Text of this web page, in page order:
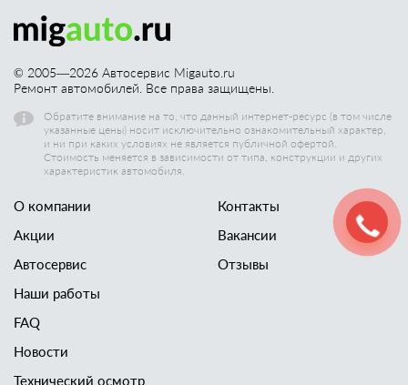
© 2005—2026 Автосервис Migauto.ru
Ремонт автомобилей. Все права защищены.
Обратите внимание на то, что данный интернет-ресурс (в том числе
указанные цены) носит исключительно ознакомительный характер,
и ни при каких условиях не является публичной офертой.
Стоимость меняется в зависимости от типа, конструкции и других
характеристик автомобиля.
О компании
Акции
Автосервис
Наши работы
Контакты
Вакансии
Отзывы
FAQ
Новости
Технический осмотр